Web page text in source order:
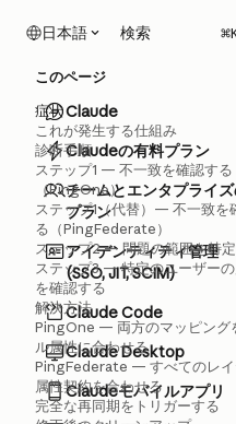
日本語 検索 ⌘
Claude
Claudeの有料プラン
チームとエンタプライ
プラン
アイデンティティ管理
(SSO, JIT, SCIM)
Claude Code
Claude Desktop
Claudeモバイルアプリ
このページ
症状
これが発生する仕組み
診断手順
ステップ1 — 不一致を確認する
（PingOne）
ステップ1（代替）— 不一致を
る（PingFederate）
ステップ2 — 問題の範囲を特
ステップ3 — 特定のユーザー
を確認する
解決方法
PingOne — 両方のマッピング
ル属性に合わせる
PingFederate — すべてのレイ
属性契約を合わせる
完全な再同期をトリガーする